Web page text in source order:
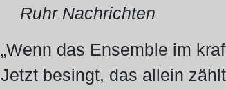
Ruhr Nachrichten
„Wenn das Ensemble im
Jetzt besingt, das allein